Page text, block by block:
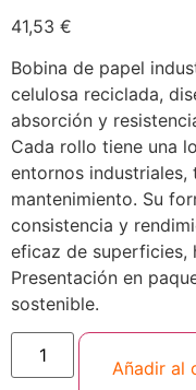
41,53 €
Bobina de papel
celulosa reciclada,
absorción y
Cada rollo tiene una
entornos industriales,
mantenimiento. Su
consistencia y
eficaz de superficies,
Presentación en
sostenible.
Añadir al